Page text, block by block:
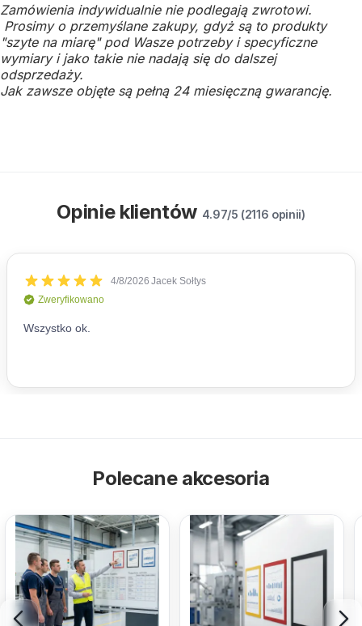
Zamówienia indywidualnie nie podlegają zwrotowi.
Prosimy o przemyślane zakupy, gdyż są to produkty
"szyte na miarę" pod Wasze potrzeby i specyficzne
wymiary i jako takie nie nadają się do dalszej
odsprzedaży.
Jak zawsze objęte są pełną 24 miesięczną gwarancję.
Opinie klientów 4.97/5 (2116 opinii)
Polecane akcesoria